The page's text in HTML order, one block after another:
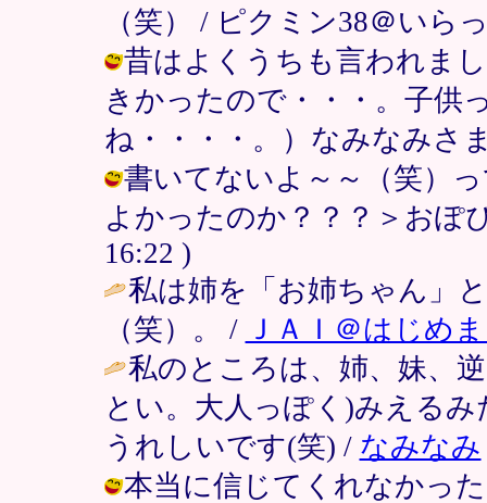
（笑） / ピクミン38＠いら
昔はよくうちも言われま
きかったので・・・。子供
ね・・・・。）なみなみさ
書いてないよ～～（笑）
よかったのか？？？＞おぽ
16:22 )
私は姉を「お姉ちゃん」
（笑）。 / ＪＡＩ＠はじめ
私のところは、姉、妹、
とい。大人っぽく)みえる
うれしいです(笑) / なみなみ
本当に信じてくれなかっ